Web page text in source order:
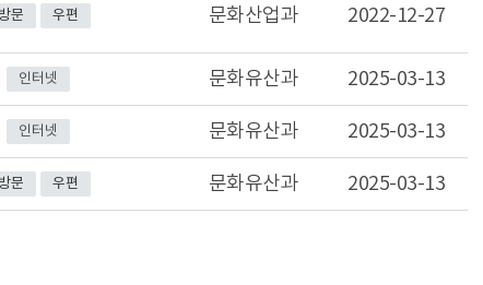
방문 우편 문화산업과 2022-12-27
인터넷 문화유산과 2025-03-13
인터넷 문화유산과 2025-03-13
방문 우편 문화유산과 2025-03-13